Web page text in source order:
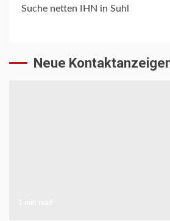
Suche netten IHN in Suhl
Neue